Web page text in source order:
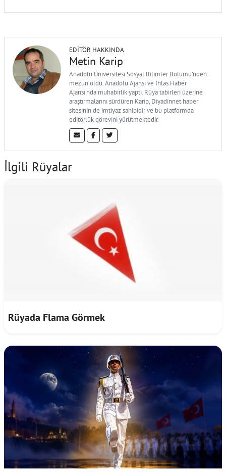
EDITÖR HAKKINDA
Metin Karip
Anadolu Üniversitesi Sosyal Bilimler Bölümü'nden
mezun oldu. Anadolu Ajansı ve İhlas Haber
Ajansı'nda muhabirlik yaptı. Rüya tabirleri üzerine
araştırmalarını sürdüren Karip, Diyadinnet haber
sitesinin de imtiyaz sahibidir ve bu platformda
editörlük görevini yürütmektedir.
İlgili Rüyalar
Rüyada Flama Görmek